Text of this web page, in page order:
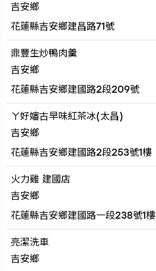
吉安鄉
花蓮縣吉安鄉建昌路71號
鼎豐生炒鴨肉羹
吉安鄉
花蓮縣吉安鄉建國路2段209號
ㄚ好嬸古早味紅茶冰(太昌)
吉安鄉
花蓮縣吉安鄉建國路2段253號1樓
火力雞 建國店
吉安鄉
花蓮縣吉安鄉建國路一段238號1樓
亮潔洗車
吉安鄉